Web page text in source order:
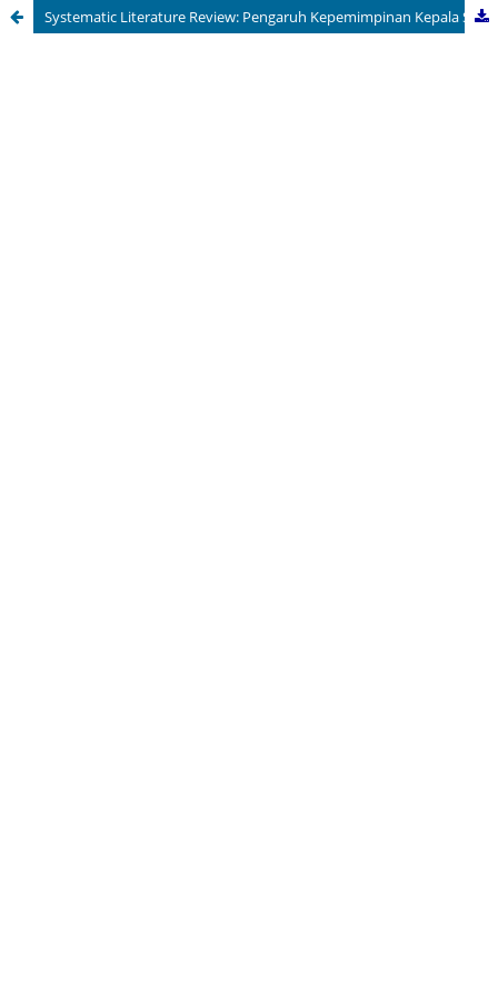
Systematic Literature Review: Pengaruh Kepemimpinan Kepala Sekolah, Terhadap Kepuasan Kerja Guru di Sekolah Dasar